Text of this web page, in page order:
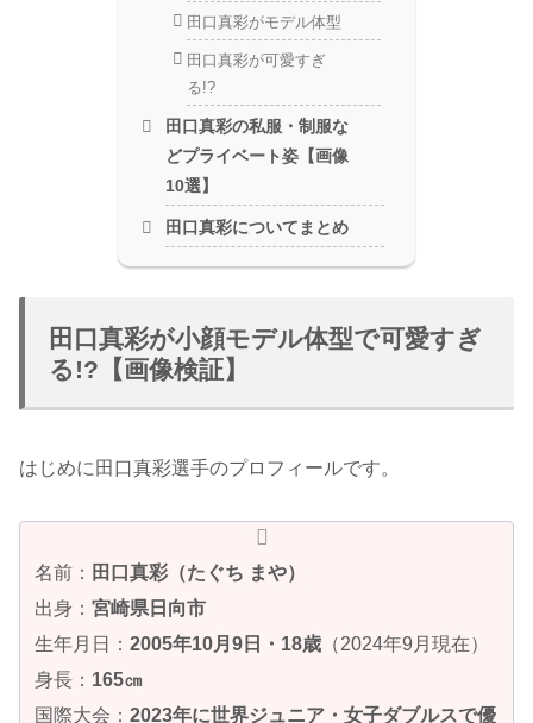
田口真彩がモデル体型
田口真彩が可愛すぎ
る!?
田口真彩の私服・制服な
どプライベート姿【画像
10選】
田口真彩についてまとめ
田口真彩が小顔モデル体型で可愛すぎ
る!?【画像検証】
はじめに田口真彩選手のプロフィールです。
名前： 田口真彩（たぐち まや）
出身： 宮崎県日向市
生年月日： 2005年10月9日・18歳 （2024年9月現在）
身長： 165㎝
国際大会： 2023年に世界ジュニア・女子ダブルスで優